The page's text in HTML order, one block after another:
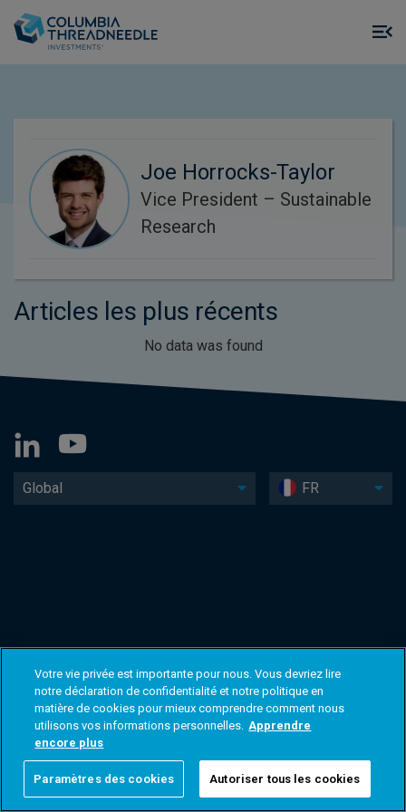
Joe Horrocks-Taylor
Vice President – Sustainable
Research
Articles les plus récents
No data was found
Global FR
Votre vie privée est importante pour nous. Vous devriez lire
notre déclaration de confidentialité et notre politique en
matière de cookies pour mieux comprendre comment nous
utilisons vos informations personnelles. Apprendre
encore plus
Paramètres des cookies Autoriser tous les cookies